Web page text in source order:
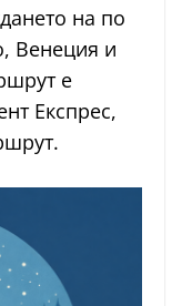
на по
Венеция и
е
Експрес,